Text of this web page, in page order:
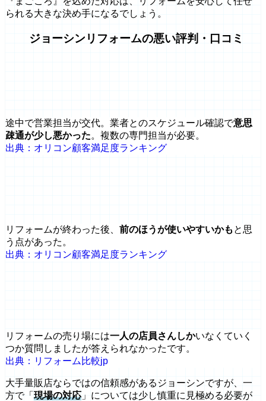
られる大きな決め手になるでしょう。
ジョーシンリフォームの悪い評判・口コミ
途中で営業担当が交代。業者とのスケジュール確認で意思
疎通が少し悪かった。複数の専門担当が必要。
出典：オリコン顧客満足度ランキング
リフォームが終わった後、 前のほうが使いやすいかも と思
う点があった。
出典：オリコン顧客満足度ランキング
リフォームの売り場には一人の店員さんしかいなくていく
つか質問しましたが答えられなかったです。
出典：リフォーム比較jp
大手量販店ならではの信頼感があるジョーシンですが、一
方で「 現場の対応 」については少し慎重に見極める必要が